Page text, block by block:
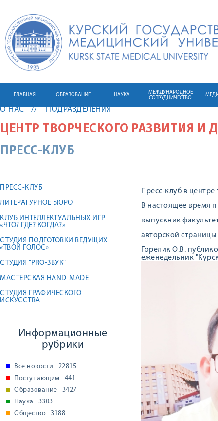
ГЛАВНАЯ ОБРАЗОВАНИЕ НАУКА
МЕЖДУНАРОДНОЕ
СОТРУДНИЧЕСТВО
О НАС ПОДРАЗДЕЛЕНИЯ
ЦЕНТР ТВОРЧЕСКОГО РАЗВИТИЯ
ПРЕСС-КЛУБ
ПРЕСС-КЛУБ
ЛИТЕРАТУРНОЕ БЮРО
КЛУБ ИНТЕЛЛЕКТУАЛЬНЫХ ИГР
«ЧТО? ГДЕ? КОГДА?»
СТУДИЯ ПОДГОТОВКИ ВЕДУЩИХ
«ТВОЙ ГОЛОС»
СТУДИЯ "PRO-ЗВУК"
МАСТЕРСКАЯ HAND-MADE
СТУДИЯ ГРАФИЧЕСКОГО
ИСКУССТВА
Информационные
рубрики
Все новости
22815
Поступающим
441
Образование
3427
Наука
3303
Общество
3188
Пресс-клуб в
В настоящее время
выпускник
авторской
Горелик О.В.
еженедельник